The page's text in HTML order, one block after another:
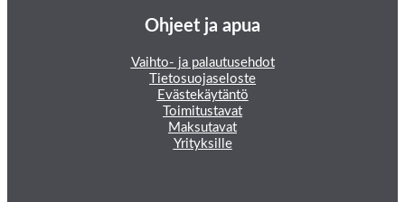
Ohjeet ja apua
Vaihto- ja palautusehdot
Tietosuojaseloste
Evästekäytäntö
Toimitustavat
Maksutavat
Yrityksille